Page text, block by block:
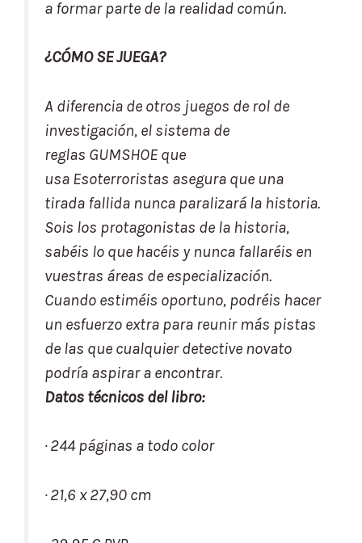
a formar parte de la realidad común.
¿CÓMO SE JUEGA?
A diferencia de otros juegos de rol de
investigación, el sistema de
reglas GUMSHOE que
usa Esoterroristas asegura que una
tirada fallida nunca paralizará la historia.
Sois los protagonistas de la historia,
sabéis lo que hacéis y nunca fallaréis en
vuestras áreas de especialización.
Cuando estiméis oportuno, podréis hacer
un esfuerzo extra para reunir más pistas
de las que cualquier detective novato
podría aspirar a encontrar.
Datos técnicos del libro:
· 244 páginas a todo color
· 21,6 x 27,90 cm